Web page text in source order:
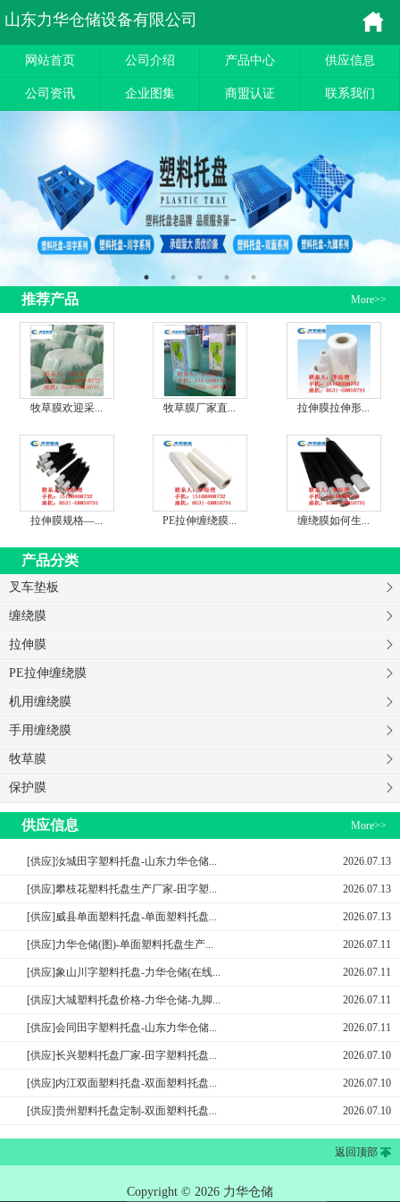
山东力华仓储设备有限公司
网站首页 公司介绍 产品中心 供应信息
公司资讯 企业图集 商盟认证 联系我们
More>>
推荐产品
牧草膜欢迎采... 牧草膜厂家直... 拉伸膜拉伸形...
拉伸膜规格—... PE拉伸缠绕膜... 缠绕膜如何生...
产品分类
叉车垫板
缠绕膜
拉伸膜
PE拉伸缠绕膜
机用缠绕膜
手用缠绕膜
牧草膜
保护膜
More>>
供应信息
2026.07.13
[供应]汝城田字塑料托盘-山东力华仓储...
2026.07.13
[供应]攀枝花塑料托盘生产厂家-田字塑...
2026.07.13
[供应]威县单面塑料托盘-单面塑料托盘...
2026.07.11
[供应]力华仓储(图)-单面塑料托盘生产...
2026.07.11
[供应]象山川字塑料托盘-力华仓储(在线...
2026.07.11
[供应]大城塑料托盘价格-力华仓储-九脚...
2026.07.11
[供应]会同田字塑料托盘-山东力华仓储...
2026.07.10
[供应]长兴塑料托盘厂家-田字塑料托盘...
2026.07.10
[供应]内江双面塑料托盘-双面塑料托盘...
2026.07.10
[供应]贵州塑料托盘定制-双面塑料托盘...
返回顶部
Copyright © 2026 力华仓储